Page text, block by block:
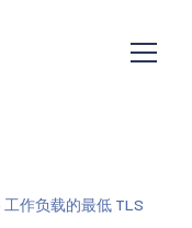
工作负载的最低 TLS